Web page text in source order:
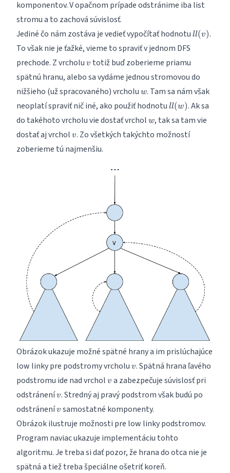
komponentov. V opačnom prípade odstránime iba list
stromu a to zachová súvislosť.
Jediné čo nám zostáva je vedieť vypočítať hodnotu ll(v)
ll(v).
To však nie je ťažké, vieme to spraviť v jednom DFS
prechode. Z vrcholu v
v totiž buď zoberieme priamu
spätnú hranu, alebo sa vydáme jednou stromovou do
nižšieho (už spracovaného) vrcholu w
w. Tam sa nám však
neoplatí spraviť nič iné, ako použiť hodnotu ll(w)
ll(w). Ak sa
do takéhoto vrcholu vie dostať vrchol w
w, tak sa tam vie
dostať aj vrchol v
v. Zo všetkých takýchto možností
zoberieme tú najmenšiu.
Obrázok ukazuje možné spätné hrany a im prislúchajúce
low linky pre podstromy vrcholu v
v. Spätná hrana ľavého
podstromu ide nad vrchol v
v a zabezpečuje súvislosť pri
odstránenív
v. Stredný aj pravý podstrom však budú po
odstránenív
v samostatné komponenty.
Obrázok ilustruje možnosti pre low linky podstromov.
Program naviac ukazuje implementáciu tohto
algoritmu. Je treba si dať pozor, že hrana do otca nie je
spätná a tiež treba špeciálne ošetriť koreň.